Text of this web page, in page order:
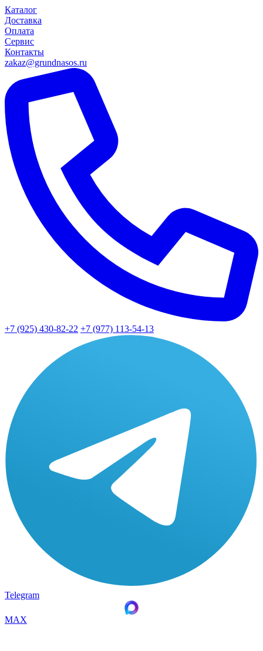
Каталог
Доставка
Оплата
Сервис
Контакты
zakaz@grundnasos.ru
+7 (925) 430-82-22 +7 (977) 113-54-13
Telegram
MAX